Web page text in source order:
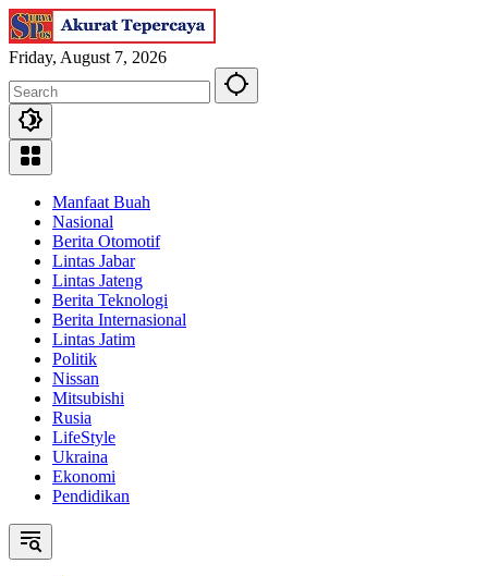
Skip
to
content
Friday, August 7, 2026
Manfaat Buah
Nasional
Berita Otomotif
Lintas Jabar
Lintas Jateng
Berita Teknologi
Berita Internasional
Lintas Jatim
Politik
Nissan
Mitsubishi
Rusia
LifeStyle
Ukraina
Ekonomi
Pendidikan